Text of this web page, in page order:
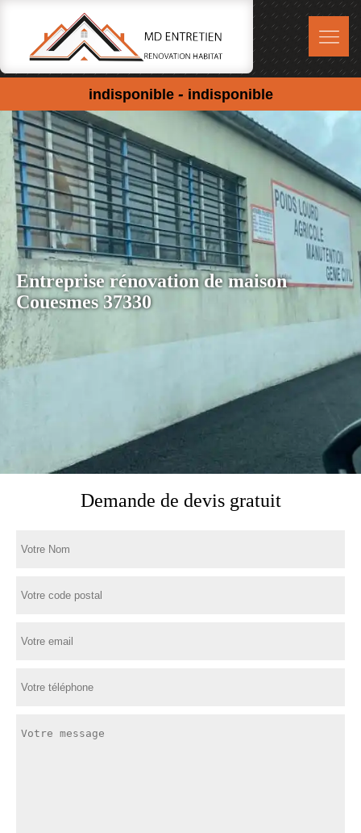
indisponible - indisponible
Entreprise rénovation de maison
Couesmes 37330
Demande de devis gratuit